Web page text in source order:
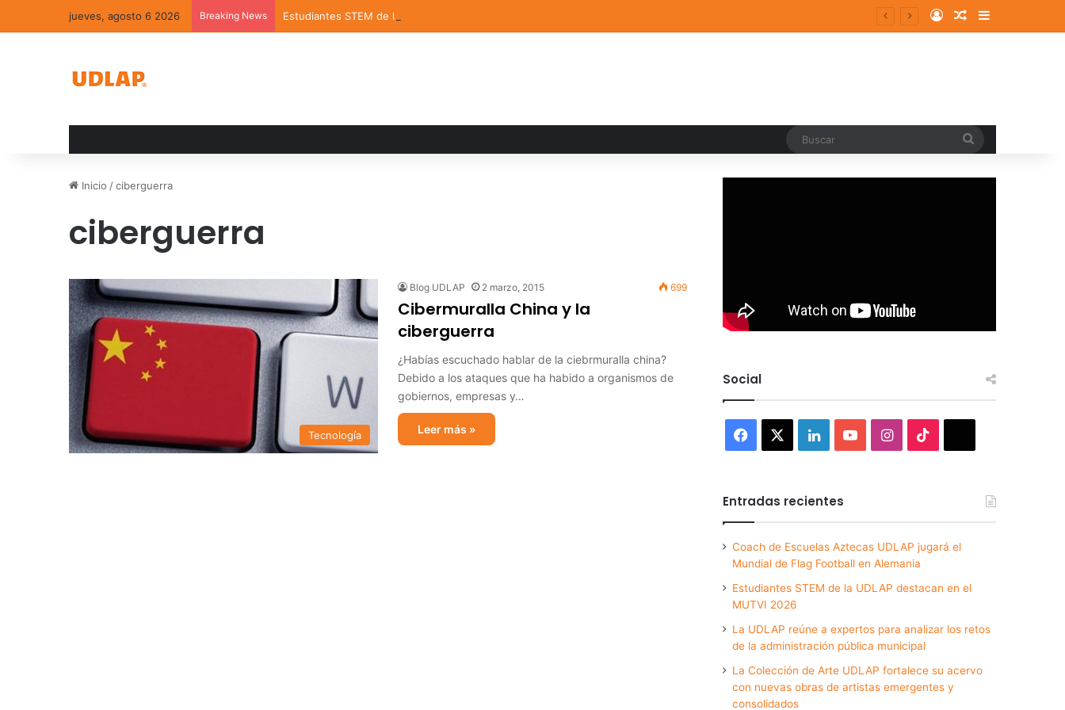
jueves, agosto 6 2026 Breaking News Estudiantes STEM de la UDLAP destacan en el MUTVI 2026 Log InRandom Article
Sidebar
Inicio /ciberguerra
ciberguerra
Tecnología
Blog UDLAP 2 marzo, 2015 699
Cibermuralla China y la
ciberguerra
¿Habías escuchado hablar de la ciebrmuralla china?
Debido a los ataques que ha habido a organismos de
gobiernos, empresas y…
Leer más »
Social
Facebook LinkedInYouTubeInstagram
Entradas recientes
Coach de Escuelas Aztecas UDLAP jugará el
Mundial de Flag Football en Alemania
Estudiantes STEM de la UDLAP destacan en el
MUTVI 2026
La UDLAP reúne a expertos para analizar los retos
de la administración pública municipal
La Colección de Arte UDLAP fortalece su acervo
con nuevas obras de artistas emergentes y
consolidados